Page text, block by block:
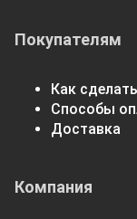
Покупателям
Как
Способы
Доставка
Компания